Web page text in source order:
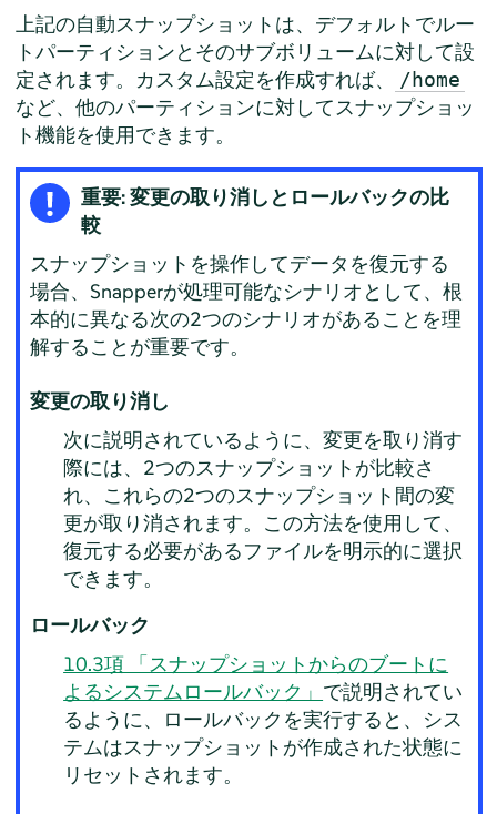
上記の自動スナップショットは、デフォルトでルー
トパーティションとそのサブボリュームに対して設
定されます。カスタム設定を作成すれば、
/home
など、他のパーティションに対してスナップショッ
ト機能を使用できます。
重要: 変更の取り消しとロールバックの比
較
スナップショットを操作してデータを復元する
場合、Snapperが処理可能なシナリオとして、根
本的に異なる次の2つのシナリオがあることを理
解することが重要です。
変更の取り消し
次に説明されているように、変更を取り消す
際には、2つのスナップショットが比較さ
れ、これらの2つのスナップショット間の変
更が取り消されます。この方法を使用して、
復元する必要があるファイルを明示的に選択
できます。
ロールバック
10.3項 「スナップショットからのブートに
よるシステムロールバック」 で説明されてい
るように、ロールバックを実行すると、シス
テムはスナップショットが作成された状態に
リセットされます。